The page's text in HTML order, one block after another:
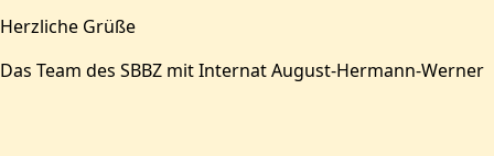
Herzliche Grüße
Das Team des SBBZ mit Internat August-Hermann-Werner